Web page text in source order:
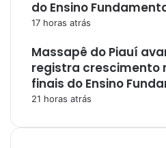
do Ensino
17 horas atrás
Massapê do Piauí
registra crescimento
finais do Ensino
21 horas atrás